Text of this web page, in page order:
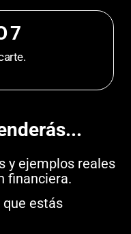
7
y ejemplos reales
financiera.
estás